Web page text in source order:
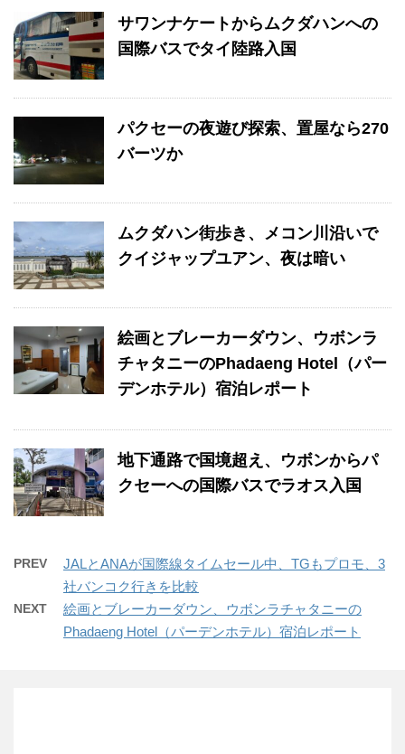
サワンナケートからムクダハンへの
国際バスでタイ陸路入国
パクセーの夜遊び探索、置屋なら270
バーツか
ムクダハン街歩き、メコン川沿いで
クイジャップユアン、夜は暗い
絵画とブレーカーダウン、ウボンラ
チャタニーのPhadaeng Hotel（パー
デンホテル）宿泊レポート
地下通路で国境超え、ウボンからパ
クセーへの国際バスでラオス入国
PREV
JALとANAが国際線タイムセール中、TGもプロモ、3
社バンコク行きを比較
NEXT
絵画とブレーカーダウン、ウボンラチャタニーの
Phadaeng Hotel（パーデンホテル）宿泊レポート